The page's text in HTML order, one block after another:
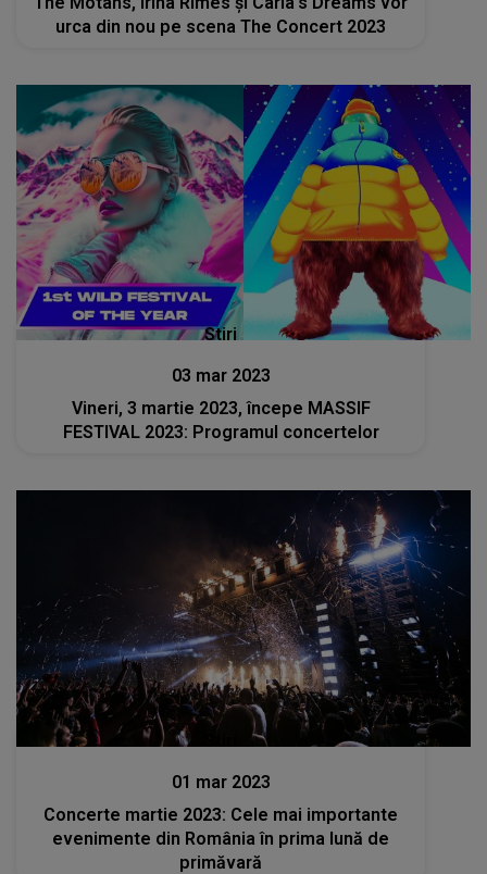
urca din nou pe scena The Concert 2023
Stiri
03 mar 2023
Vineri, 3 martie 2023, începe MASSIF
FESTIVAL 2023: Programul concertelor
01 mar 2023
Concerte martie 2023: Cele mai importante
evenimente din România în prima lună de
primăvară